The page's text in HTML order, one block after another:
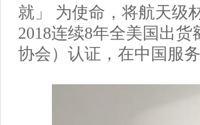
就」 为使命，将航天级
2018连续8年全美国出
协会）认证，在中国服